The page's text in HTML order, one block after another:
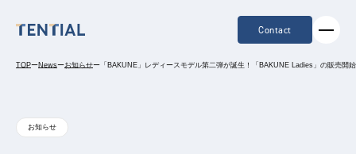
Contact
TOPーNewsーお知らせー 「BAKUNE」レディースモデル第二弾が誕生！「BAKUNE Ladies」の販売開始
お知らせ